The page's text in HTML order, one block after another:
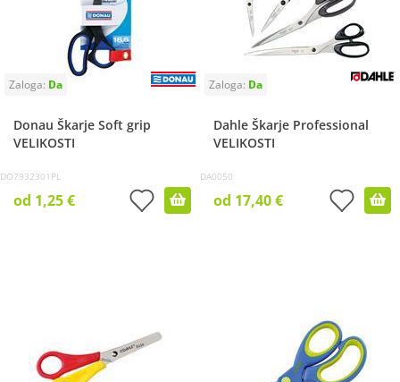
Donau Škarje Soft grip
VELIKOSTI
DO7932301PL
od 1,25 €
Dahle Škarje Professional
VELIKOSTI
DA0050
od 17,40 €